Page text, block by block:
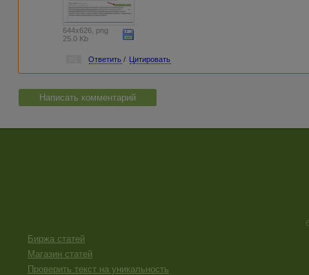
644x626, png
25.0 Kb
Ответить / Цитировать
Написать комментарий
Биржа статей
Магазин статей
Проверить текст на уникальность